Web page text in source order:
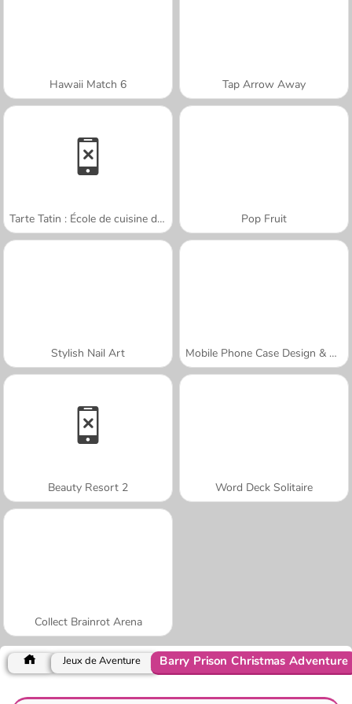
Hawaii Match 6 Tap Arrow Away
Tarte Tatin : École de cuisine de Sara Pop Fruit
Stylish Nail Art Mobile Phone Case Design & DIY
Beauty Resort 2 Word Deck Solitaire
Collect Brainrot Arena
Jeux de Aventure Barry Prison Christmas Adventure